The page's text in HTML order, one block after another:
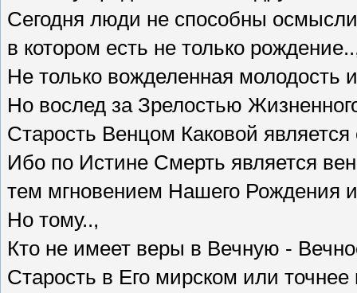
Сегодня люди не способны
в котором есть не только
Не только вожделенная молодость
Но вослед за Зрелостью
Старость Венцом Каковой является
Ибо по Истине Смерть является
тем мгновением Нашего Рождения
Но тому..,
Кто не имеет веры в Вечную -
Старость в Его мирском или